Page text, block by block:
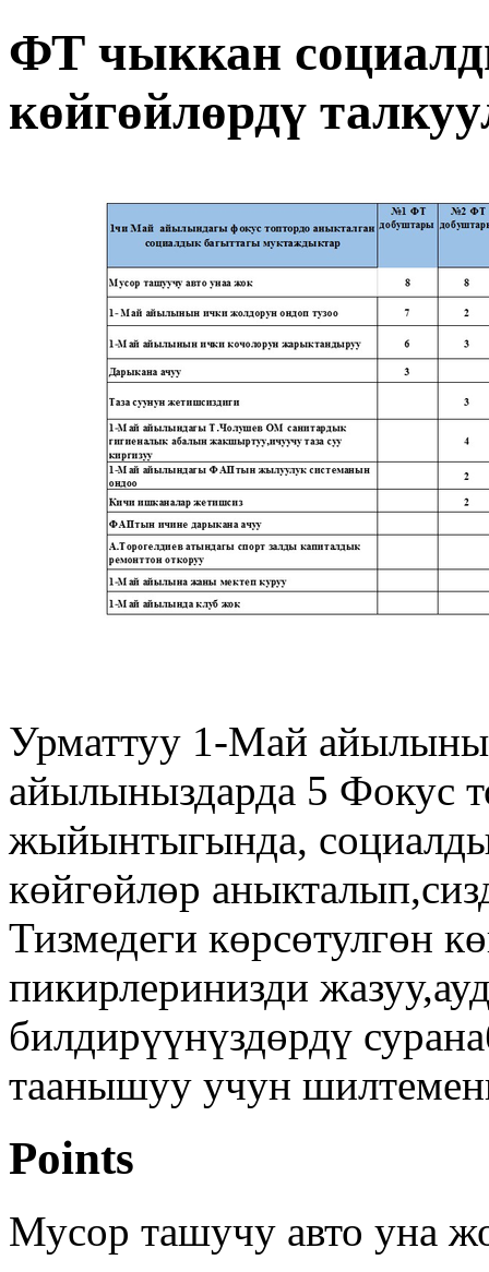
ФТ чыккан
көйгөйлөрдү
Урматтуу 1-Май
айылыныздарда 5 Фокус
жыйынтыгында,
көйгөйлөр
Тизмедеги көрсөтулгөн
пикирлеринизди
билдирүүнүздөрдү
таанышуу учун
Points
Мусор ташучу авто уна